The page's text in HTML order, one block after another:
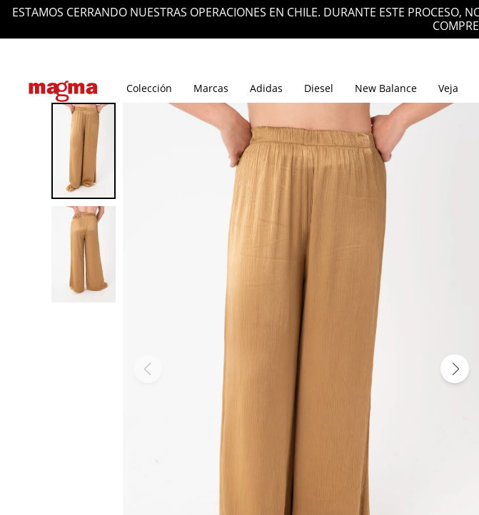
ESTAMOS CERRANDO NUESTRAS OPERACIONES EN CHILE. DURANTE ESTE PROCESO,
Colección Marcas Adidas Diesel New Balance Veja